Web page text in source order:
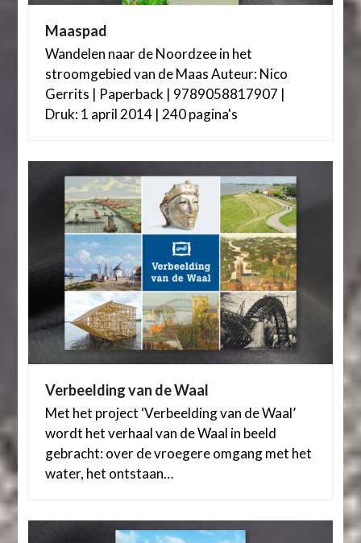
Maaspad
Wandelen naar de Noordzee in het
stroomgebied van de Maas Auteur: Nico
Gerrits | Paperback | 9789058817907 |
Druk: 1 april 2014 | 240 pagina's
Verbeelding van de Waal
Met het project ‘Verbeelding van de Waal’
wordt het verhaal van de Waal in beeld
gebracht: over de vroegere omgang met het
water, het ontstaan…